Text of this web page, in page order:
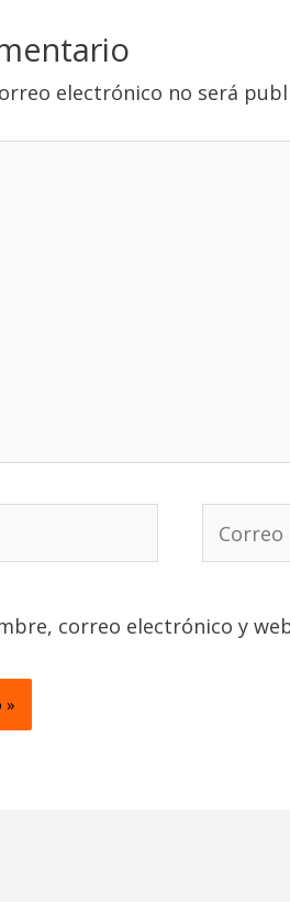
electrónico no será
Correo
correo electrónico y